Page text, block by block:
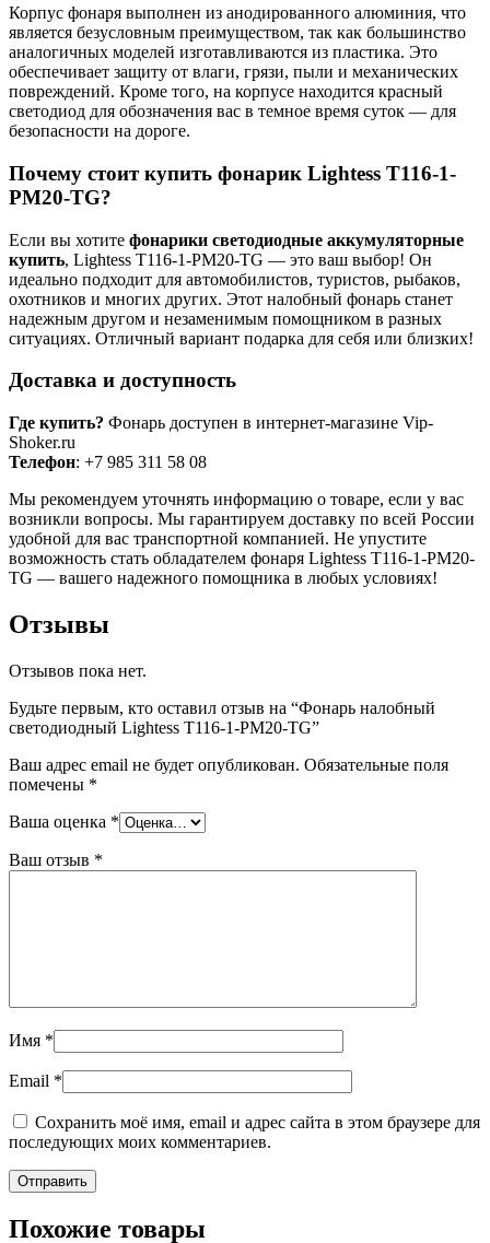
Корпус фонаря выполнен из анодированного алюминия, что
является безусловным преимуществом, так как большинство
аналогичных моделей изготавливаются из пластика. Это
обеспечивает защиту от влаги, грязи, пыли и механических
повреждений. Кроме того, на корпусе находится красный
светодиод для обозначения вас в темное время суток — для
безопасности на дороге.
Почему стоиткупить фонарик Lightess T116-1-
PM20-TG?
Если вы хотите фонарики светодиодные аккумуляторные
купить, Lightess T116-1-PM20-TG — это ваш выбор! Он
идеально подходит для автомобилистов, туристов, рыбаков,
охотников и многих других. Этот налобный фонарь станет
надежным другом и незаменимым помощником в разных
ситуациях. Отличный вариант подарка для себя или близких!
Доставка и доступность
Где купить? Фонарь доступен в интернет-магазине Vip-
Shoker.ru
Телефон: +7 985 311 58 08
Мы рекомендуем уточнять информацию о товаре, если у вас
возникли вопросы. Мы гарантируем доставку по всей России
удобной для вас транспортной компанией. Не упустите
возможность стать обладателем фонаря Lightess T116-1-PM20-
TG — вашего надежного помощника в любых условиях!
Отзывы
Отзывов пока нет.
Будьте первым, кто оставил отзыв на “Фонарь налобный
светодиодный Lightess T116-1-PM20-TG”
Ваш адрес email не будет опубликован. Обязательные поля
помечены *
Ваша оценка *
Ваш отзыв *
Имя *
Email *
Сохранить моё имя, email и адрес сайта в этом браузере для
последующих моих комментариев.
Похожие товары